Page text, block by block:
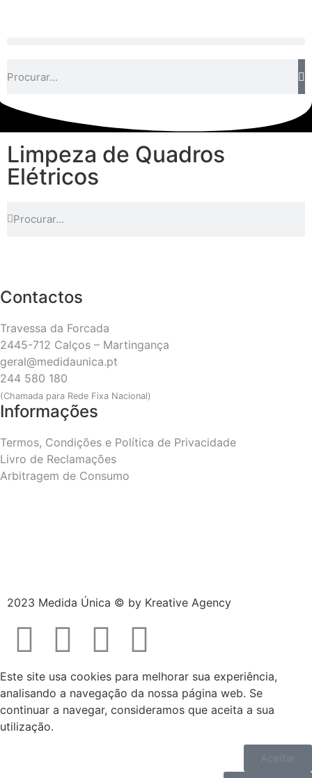
Limpeza de Quadros
Elétricos
Contactos
Travessa da Forcada
2445-712 Calços – Martingança
geral@medidaunica.pt
244 580 180
(Chamada para Rede Fixa Nacional)
Informações
Termos, Condições e Política de Privacidade
Livro de Reclamações
Arbitragem de Consumo
2023 Medida Única © by Kreative Agency
Este site usa cookies para melhorar sua experiência,
analisando a navegação da nossa página web. Se
continuar a navegar, consideramos que aceita a sua
utilização.
Aceitar